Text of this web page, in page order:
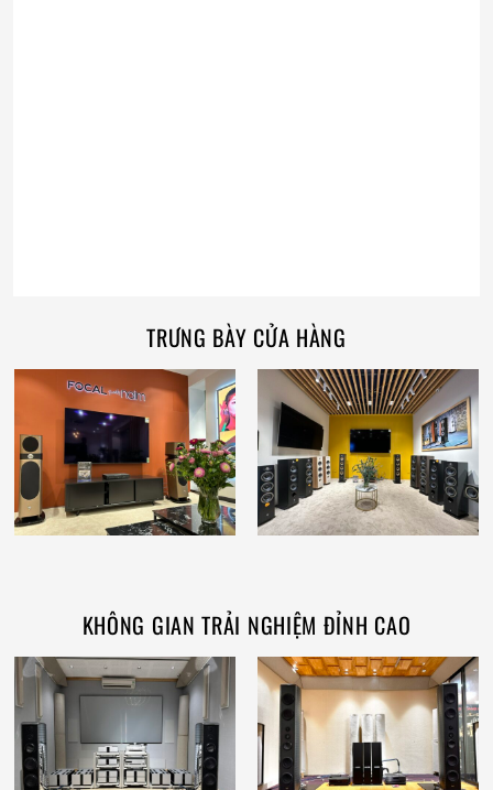
TRƯNG BÀY CỬA HÀNG
KHÔNG GIAN TRẢI NGHIỆM ĐỈNH CAO